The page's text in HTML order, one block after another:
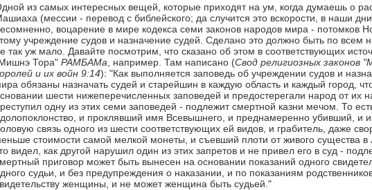
из самых интересных вещей, которые приходят на ум, когда думаешь о
(мессии - перевод с библейского; да случится это вскорости, в наши
воцарение в мире кодекса семи законов народов мира - потомков
учреждение судов и назначение судей. Сделано это должно быть по всем
так уж мало. Давайте посмотрим, что сказано об этом в соответствующих
Тора" РАМБАМа , например. Там написано (Свод религиозных законов
и их войн 9:14): "Как выполняется заповедь об учреждении судов и
обязаны назначать судей и старейшин в каждую область и каждый город,
шести нижеперечисленных заповедей и предостерегали народ от их
одну из этих семи заповедей - подлежит смертной казни мечом. То
и проклявший имя Всевышнего, и преднамеренно убивший, и
связь одного из шести соответствующих ей видов, и грабитель, даже
стоимости самой мелкой монеты, и съевший плоти от живого существа
видел, как другой нарушил один из этих запретов и не привел его в суд -
приговор может быть вынесен на основании показаний одного
судьи, и без предупреждения о наказании, и по показаниям
женщины, и не может женщина быть судьей."